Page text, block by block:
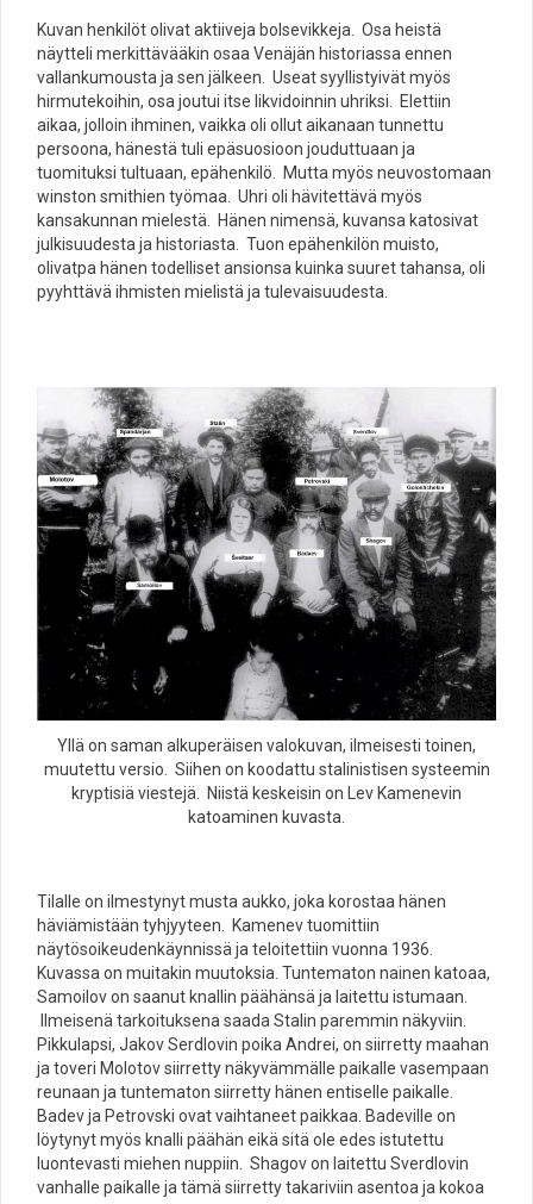
Kuvan henkilöt olivat aktiiveja bolsevikkeja. Osa heistä
näytteli merkittävääkin osaa Venäjän historiassa ennen
vallankumousta ja sen jälkeen. Useat syyllistyivät myös
hirmutekoihin, osa joutui itse likvidoinnin uhriksi. Elettiin
aikaa, jolloin ihminen, vaikka oli ollut aikanaan tunnettu
persoona, hänestä tuli epäsuosioon jouduttuaan ja
tuomituksi tultuaan, epähenkilö. Mutta myös neuvostomaan
winston smithien työmaa. Uhri oli hävitettävä myös
kansakunnan mielestä. Hänen nimensä, kuvansa katosivat
julkisuudesta ja historiasta. Tuon epähenkilön muisto,
olivatpa hänen todelliset ansionsa kuinka suuret tahansa, oli
pyyhttävä ihmisten mielistä ja tulevaisuudesta.
Yllä on saman alkuperäisen valokuvan, ilmeisesti toinen,
muutettu versio. Siihen on koodattu stalinistisen systeemin
kryptisiä viestejä. Niistä keskeisin on Lev Kamenevin
katoaminen kuvasta.
Tilalle on ilmestynyt musta aukko, joka korostaa hänen
häviämistään tyhjyyteen. Kamenev tuomittiin
näytösoikeudenkäynnissä ja teloitettiin vuonna 1936.
Kuvassa on muitakin muutoksia. Tuntematon nainen katoaa,
Samoilov on saanut knallin päähänsä ja laitettu istumaan.
Ilmeisenä tarkoituksena saada Stalin paremmin näkyviin.
Pikkulapsi, Jakov Serdlovin poika Andrei, on siirretty maahan
ja toveri Molotov siirretty näkyvämmälle paikalle vasempaan
reunaan ja tuntematon siirretty hänen entiselle paikalle.
Badev ja Petrovski ovat vaihtaneet paikkaa. Badeville on
löytynyt myös knalli päähän eikä sitä ole edes istutettu
luontevasti miehen nuppiin. Shagov on laitettu Sverdlovin
vanhalle paikalle ja tämä siirretty takariviin asentoa ja kokoa